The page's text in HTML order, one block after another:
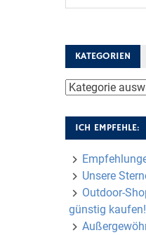
KATEGORIEN
Kategorien
ICH EMPFEHLE:
Unsere
Outdoor-
günstig kaufen!